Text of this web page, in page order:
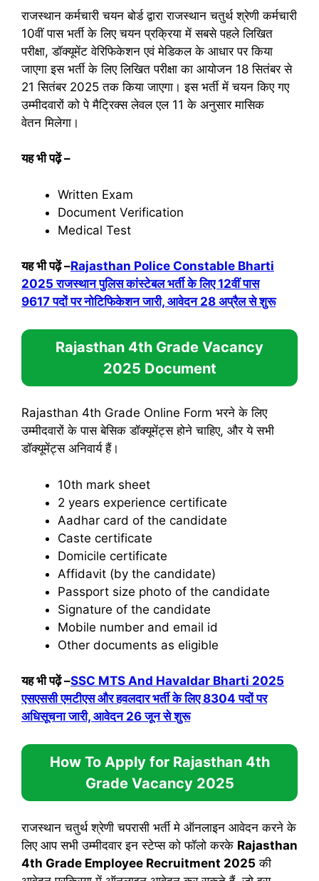
राजस्थान कर्मचारी चयन बोर्ड द्वारा राजस्थान चतुर्थ श्रेणी कर्मचारी
10वीं पास भर्ती के लिए चयन प्रक्रिया में सबसे पहले लिखित
परीक्षा, डॉक्यूमेंट वेरिफिकेशन एवं मेडिकल के आधार पर किया
जाएगा इस भर्ती के लिए लिखित परीक्षा का आयोजन 18 सितंबर से
21 सितंबर 2025 तक किया जाएगा। इस भर्ती में चयन किए गए
उम्मीदवारों को पे मैट्रिक्स लेवल एल 11 के अनुसार मासिक
वेतन मिलेगा।
यह भी पढ़ें–
Written Exam
Document Verification
Medical Test
यह भी पढ़ें–Rajasthan Police Constable Bharti
2025 राजस्थान पुलिस कांस्टेबल भर्ती के लिए 12वीं पास
9617 पदों पर नोटिफिकेशन जारी, आवेदन 28 अप्रैल से शुरू
Rajasthan 4th Grade Vacancy
2025 Document
Rajasthan 4th Grade Online Form भरने के लिए
उम्मीदवारों के पास बेसिक डॉक्यूमेंट्स होने चाहिए, और ये सभी
डॉक्यूमेंट्स अनिवार्य हैं।
10th mark sheet
2 years experience certificate
Aadhar card of the candidate
Caste certificate
Domicile certificate
Affidavit (by the candidate)
Passport size photo of the candidate
Signature of the candidate
Mobile number and email id
Other documents as eligible
यह भी पढ़ें –SSC MTS And Havaldar Bharti 2025
एसएससी एमटीएस और हवलदार भर्ती के लिए 8304 पदों पर
अधिसूचना जारी, आवेदन 26 जून से शुरू
How To Apply for Rajasthan 4th
Grade Vacancy 2025
राजस्थान चतुर्थ श्रेणी चपरासी भर्ती मे ऑनलाइन आवेदन करने के
लिए आप सभी उम्मीदवार इन स्टेप्स को फॉलो करके Rajasthan
4th Grade Employee Recruitment 2025 की